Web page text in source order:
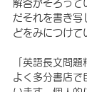
解答がそろって
だそれを書き写
どをみにつけて
「英語長文問題
よく多分書店で